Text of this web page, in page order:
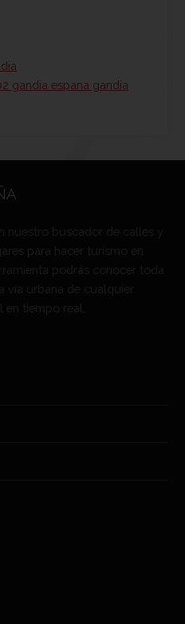
gandia espana gandia
buscador de calles y
para hacer turismo en
podrás conocer toda
vía urbana de cualquier
tiempo real.